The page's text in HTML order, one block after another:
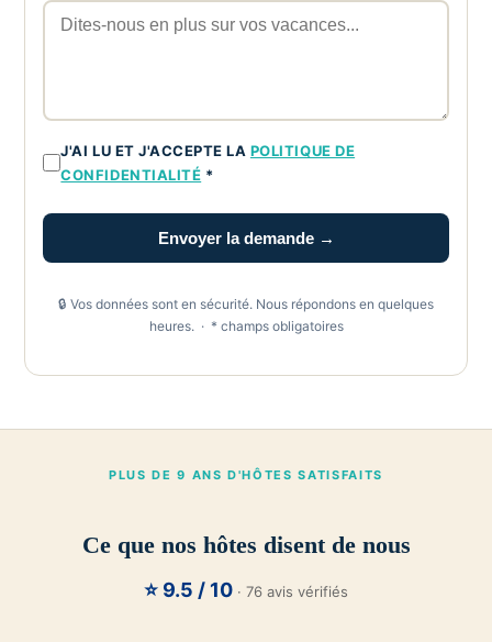
J'AI LU ET J'ACCEPTE LA POLITIQUE DE
CONFIDENTIALITÉ *
Envoyer la demande →
🔒 Vos données sont en sécurité. Nous répondons en quelques
heures. · * champs obligatoires
PLUS DE 9 ANS D'HÔTES SATISFAITS
Ce que nos hôtes disent de nous
⭐ 9.5 / 10 · 76 avis vérifiés